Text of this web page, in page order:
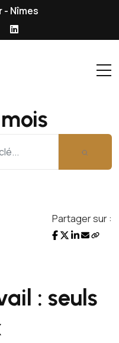
Nîmes
Partager sur :
: seuls